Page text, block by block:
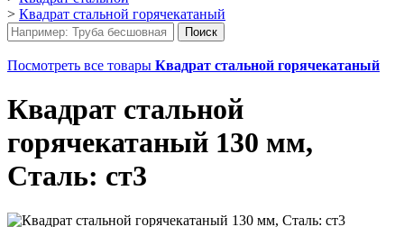
> Квадрат стальной горячекатаный
Посмотреть все товары Квадрат стальной горячекатаный
Квадрат стальной
горячекатаный 130 мм,
Сталь: ст3